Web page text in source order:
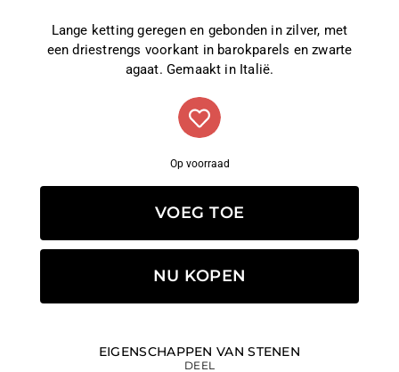
Lange ketting geregen en gebonden in zilver, met
een driestrengs voorkant in barokparels en zwarte
agaat. Gemaakt in Italië.
Op voorraad
VOEG TOE
NU KOPEN
EIGENSCHAPPEN VAN STENEN
DEEL